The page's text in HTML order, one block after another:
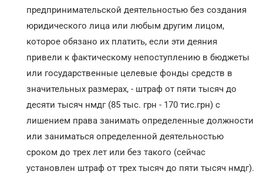
предпринимательской деятельностью без создания
юридического лица или любым другим лицом,
которое обязано их платить, если эти деяния
привели к фактическому непоступлению в бюджеты
или государственные целевые фонды средств в
значительных размерах, - штраф от пяти тысяч до
десяти тысяч нмдг (85 тыс. грн - 170 тис.грн) с
лишением права занимать определенные должности
или заниматься определенной деятельностью
сроком до трех лет или без такого (сейчас
установлен штраф от трех тысяч до пяти тысяч нмдг).